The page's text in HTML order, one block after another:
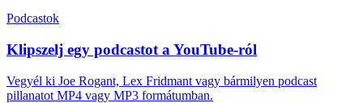
Podcastok
Klipszelj egy podcastot a YouTube-ról
Vegyél ki Joe Rogant, Lex Fridmant vagy bármilyen podcast
pillanatot MP4 vagy MP3 formátumban.